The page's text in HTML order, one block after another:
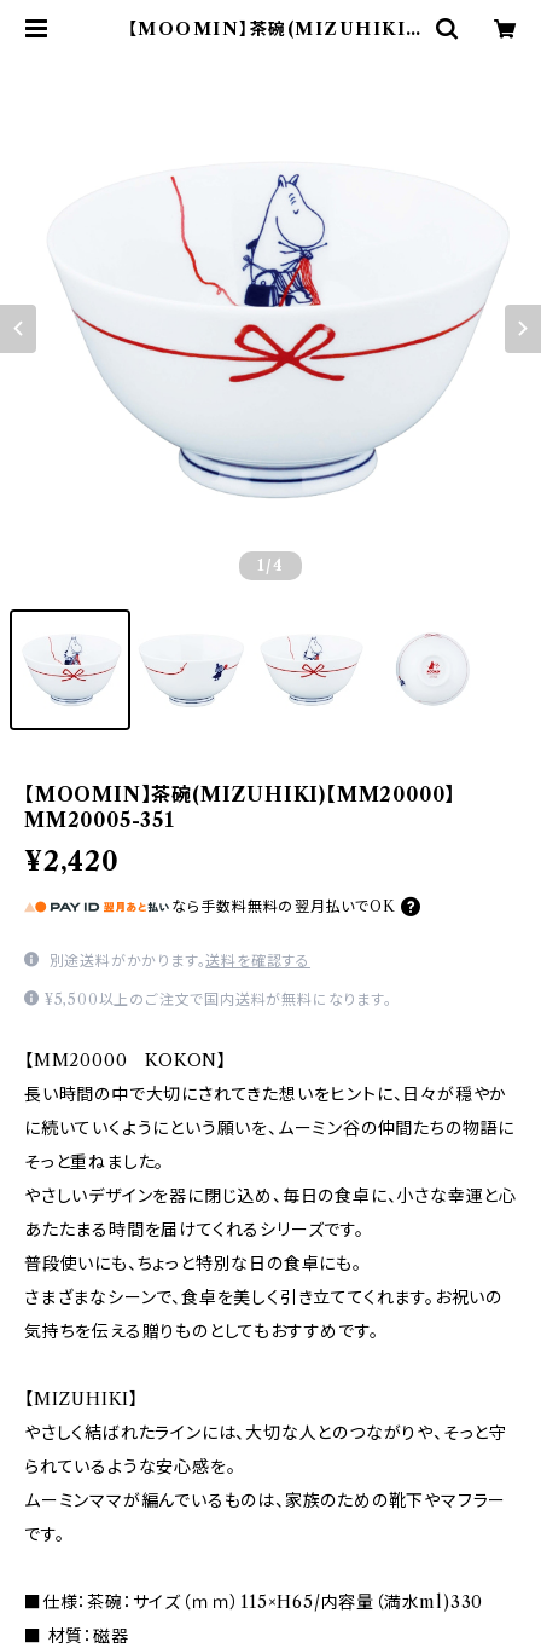
【MOOMIN】茶碗(MIZUHIKI)
1 /4
【MOOMIN】茶碗(MIZUHIKI)【MM20000】
MM20005-351
¥2,420
なら 手数料無料の 翌月払いでOK
別途送料がかかります。送料を確認する
¥5,500以上のご注文で国内送料が無料になります。
【MM20000 KOKON】
長い時間の中で大切にされてきた想いをヒントに、日々が穏やか
に続いていくようにという願いを、ムーミン谷の仲間たちの物語に
そっと重ねました。
やさしいデザインを器に閉じ込め、毎日の食卓に、小さな幸運と心
あたたまる時間を届けてくれるシリーズです。
普段使いにも、ちょっと特別な日の食卓にも。
さまざまなシーンで、食卓を美しく引き立ててくれます。お祝いの
気持ちを伝える贈りものとしてもおすすめです。
【MIZUHIKI】
やさしく結ばれたラインには、大切な人とのつながりや、そっと守
られているような安心感を。
ムーミンママが編んでいるものは、家族のための靴下やマフラー
です。
■仕様：茶碗：サイズ（ｍｍ）115×H65/内容量（満水ml)330
■ 材質：磁器